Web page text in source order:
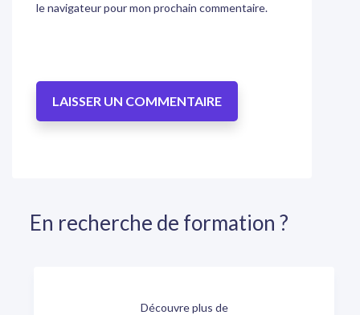
le navigateur pour mon prochain commentaire.
En recherche de formation ?
Découvre plus de